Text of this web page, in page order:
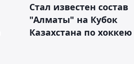
Стал известен состав
"Алматы" на Кубок
Казахстана по хоккею